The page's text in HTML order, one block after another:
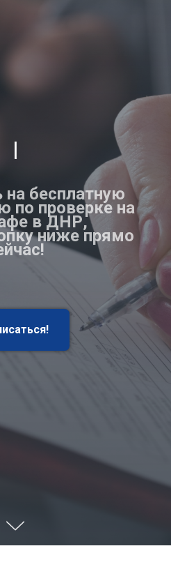
|
на бесплатную
по проверке на
в ДНР,
ниже прямо